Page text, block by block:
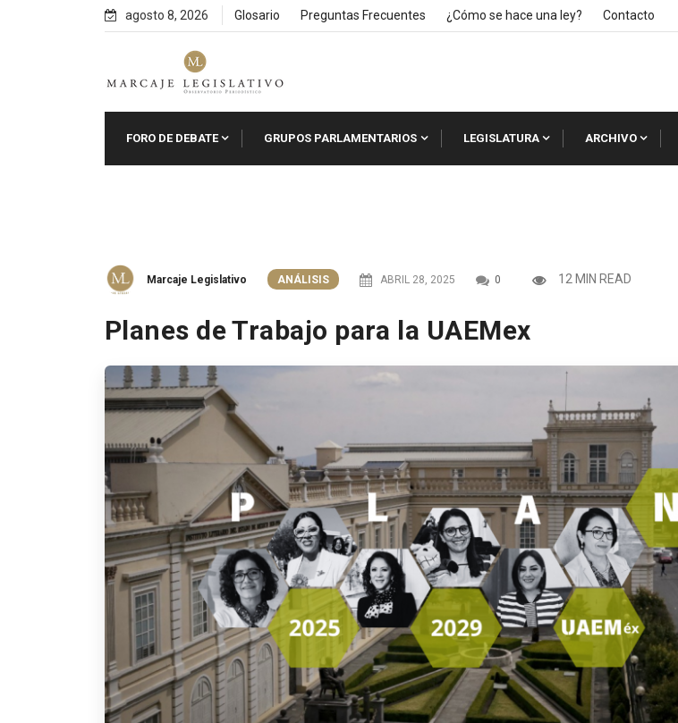
agosto 8, 2026 Glosario Preguntas Frecuentes ¿Cómo se hace una ley? Contacto
FORO DE DEBATE GRUPOS PARLAMENTARIOS LEGISLATURA ARCHIVO
Marcaje Legislativo ANÁLISIS ABRIL 28, 2025 0 12 MIN READ
Planes de Trabajo para la UAEMex